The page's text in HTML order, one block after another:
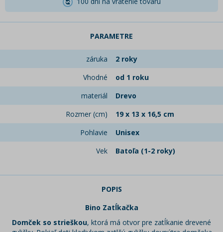
PARAMETRE
záruka
2 roky
Vhodné
od 1 roku
materiál
Drevo
Rozmer (cm)
19 x 13 x 16,5 cm
Pohlavie
Unisex
Vek
Batoľa (1-2 roky)
POPIS
Bino Zatĺkačka
Domček so strieškou, ktorá má otvor pre zatĺkanie drevené